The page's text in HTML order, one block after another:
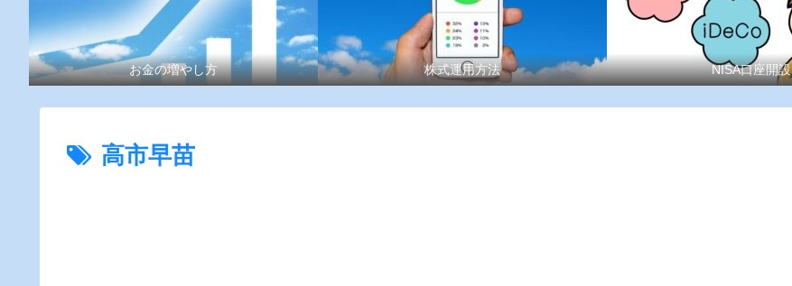
お金の増やし方 株式運用方法 NISA口座開設
高市早苗